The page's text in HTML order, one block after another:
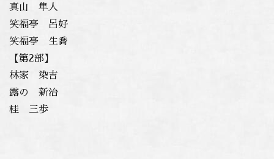
真山 隼人
笑福亭 呂好
笑福亭 生喬
【第2部】
林家 染吉
露の 新治
桂 三歩